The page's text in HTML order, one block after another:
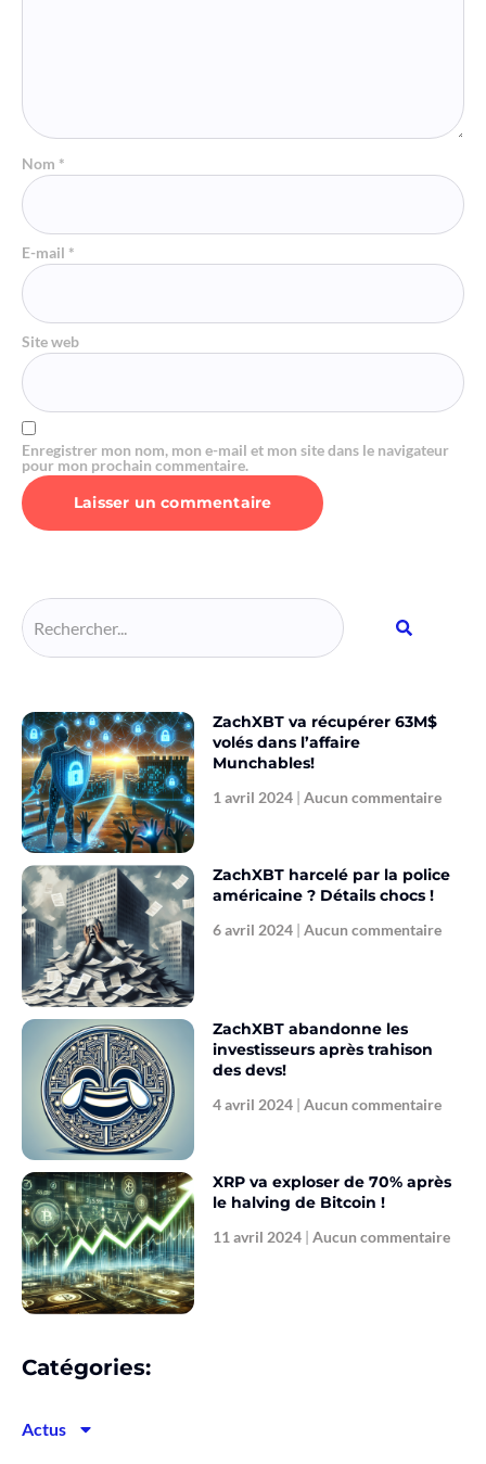
Nom *
E-mail *
Site web
Enregistrer mon nom, mon e-mail et mon site dans le navigateur
pour mon prochain commentaire.
ZachXBT va récupérer 63M$
volés dans l’affaire
Munchables!
1 avril 2024 Aucun commentaire
ZachXBT harcelé par la police
américaine ? Détails chocs !
6 avril 2024 Aucun commentaire
ZachXBT abandonne les
investisseurs après trahison
des devs!
4 avril 2024 Aucun commentaire
XRP va exploser de 70% après
le halving de Bitcoin !
11 avril 2024 Aucun commentaire
Catégories:
Actus